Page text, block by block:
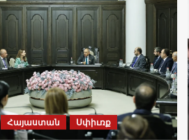
Հայաստան Սփիւռք